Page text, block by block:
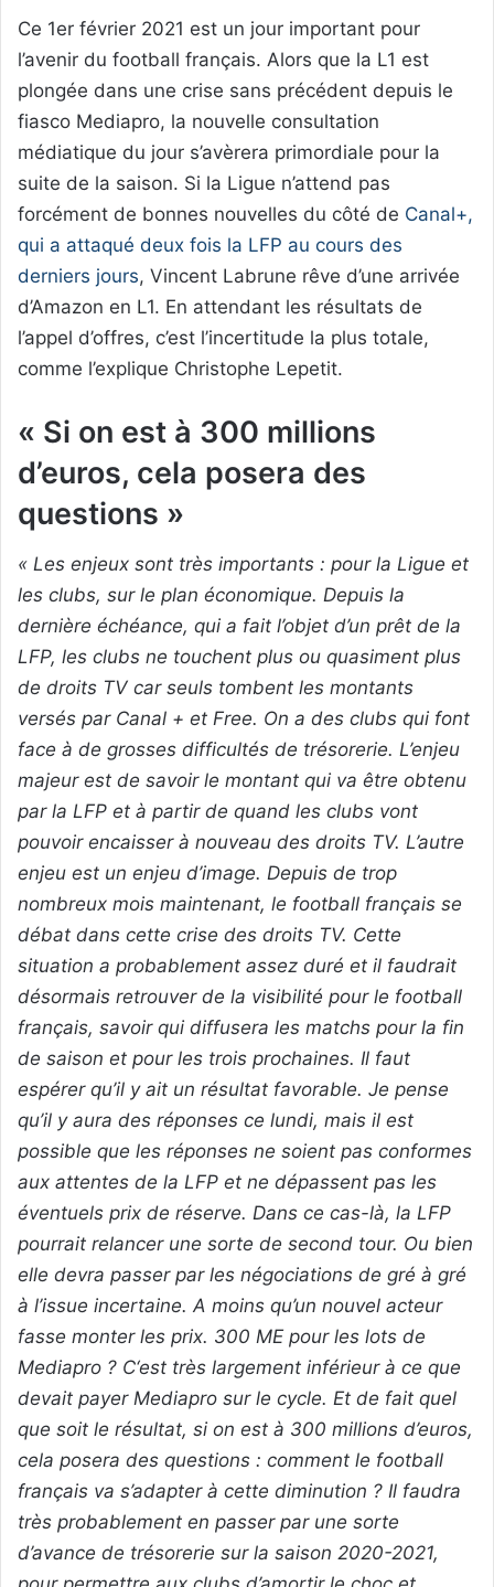
Ce 1er février 2021 est un jour important pour
l’avenir du football français. Alors que la L1 est
plongée dans une crise sans précédent depuis le
fiasco Mediapro, la nouvelle consultation
médiatique du jour s’avèrera primordiale pour la
suite de la saison. Si la Ligue n’attend pas
forcément de bonnes nouvelles du côté de Canal+,
qui a attaqué deux fois la LFP au cours des
derniers jours, Vincent Labrune rêve d’une arrivée
d’Amazon en L1. En attendant les résultats de
l’appel d’offres, c’est l’incertitude la plus totale,
comme l’explique Christophe Lepetit.
« Si on est à 300 millions
d’euros, cela posera des
questions »
« Les enjeux sont très importants : pour la Ligue et
les clubs, sur le plan économique. Depuis la
dernière échéance, qui a fait l’objet d’un prêt de la
LFP, les clubs ne touchent plus ou quasiment plus
de droits TV car seuls tombent les montants
versés par Canal + et Free. On a des clubs qui font
face à de grosses difficultés de trésorerie. L’enjeu
majeur est de savoir le montant qui va être obtenu
par la LFP et à partir de quand les clubs vont
pouvoir encaisser à nouveau des droits TV. L’autre
enjeu est un enjeu d’image. Depuis de trop
nombreux mois maintenant, le football français se
débat dans cette crise des droits TV. Cette
situation a probablement assez duré et il faudrait
désormais retrouver de la visibilité pour le football
français, savoir qui diffusera les matchs pour la fin
de saison et pour les trois prochaines. Il faut
espérer qu’il y ait un résultat favorable. Je pense
qu’il y aura des réponses ce lundi, mais il est
possible que les réponses ne soient pas conformes
aux attentes de la LFP et ne dépassent pas les
éventuels prix de réserve. Dans ce cas-là, la LFP
pourrait relancer une sorte de second tour. Ou bien
elle devra passer par les négociations de gré à gré
à l’issue incertaine. A moins qu’un nouvel acteur
fasse monter les prix. 300 ME pour les lots de
Mediapro ? C‘est très largement inférieur à ce que
devait payer Mediapro sur le cycle. Et de fait quel
que soit le résultat, si on est à 300 millions d’euros,
cela posera des questions : comment le football
français va s’adapter à cette diminution ? Il faudra
très probablement en passer par une sorte
d’avance de trésorerie sur la saison 2020-2021,